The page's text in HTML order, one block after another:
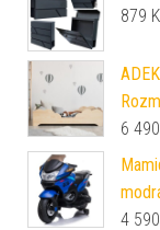
879
6 490
4 590